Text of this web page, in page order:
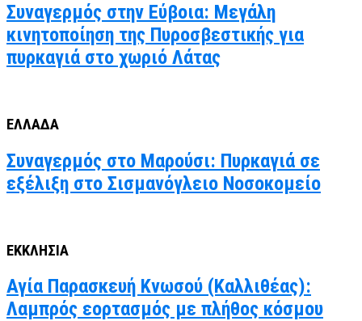
Συναγερμός στην Εύβοια: Μεγάλη
κινητοποίηση της Πυροσβεστικής για
πυρκαγιά στο χωριό Λάτας
ΕΛΛΑΔΑ
Συναγερμός στο Μαρούσι: Πυρκαγιά σε
εξέλιξη στο Σισμανόγλειο Νοσοκομείο
ΕΚΚΛΗΣΙΑ
Αγία Παρασκευή Κνωσού (Καλλιθέας):
Λαμπρός εορτασμός με πλήθος κόσμου